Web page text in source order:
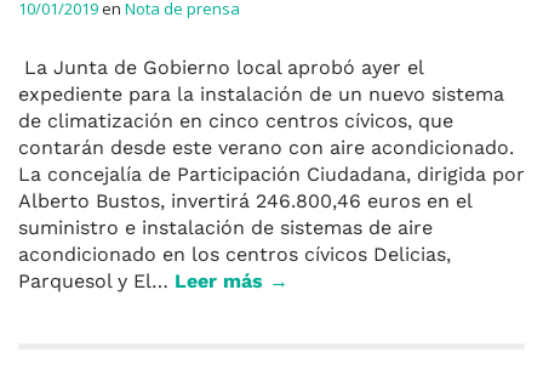
10/01/2019en Nota de prensa
La Junta de Gobierno local aprobó ayer el
expediente para la instalación de un nuevo sistema
de climatización en cinco centros cívicos, que
contarán desde este verano con aire acondicionado.
La concejalía de Participación Ciudadana, dirigida por
Alberto Bustos, invertirá 246.800,46 euros en el
suministro e instalación de sistemas de aire
acondicionado en los centros cívicos Delicias,
Parquesol y El… Leer más →